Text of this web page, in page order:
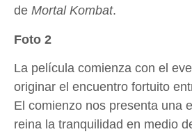
de Mortal Kombat.
Foto 2
La película comienza con el
originar el encuentro fortuito
El comienzo nos presenta una
reina la tranquilidad en medio